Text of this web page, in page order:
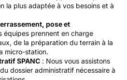
la plus adaptée à vos besoins et à
pose et
équipes prennent en charge
de la préparation du terrain à la
micro-station.
SPANC : Nous vous assistons
dossier administratif nécessaire à